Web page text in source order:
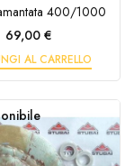
400/1000
Prezzo
69,00 €
AL CARRELLO